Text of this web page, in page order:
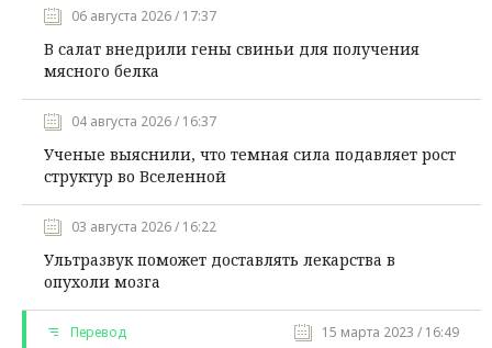
06 августа 2026 / 17:37
В салат внедрили гены свиньи для получения
мясного белка
04 августа 2026 / 16:37
Ученые выяснили, что темная сила подавляет рост
структур во Вселенной
03 августа 2026 / 16:22
Ультразвук поможет доставлять лекарства в
опухоли мозга
Перевод 15 марта 2023 / 16:49